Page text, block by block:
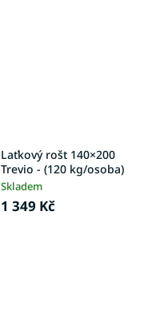
Laťkový rošt 140×200
Trevio - (120 kg/osoba)
Skladem
1 349 Kč